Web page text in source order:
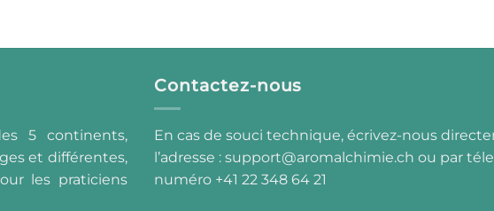
5 continents,
et différentes,
les praticiens
Contactez-nous
En cas de souci technique, écrivez-nous
l’adresse : support@aromalchimie.ch ou par t
numéro +41 22 348 64 21